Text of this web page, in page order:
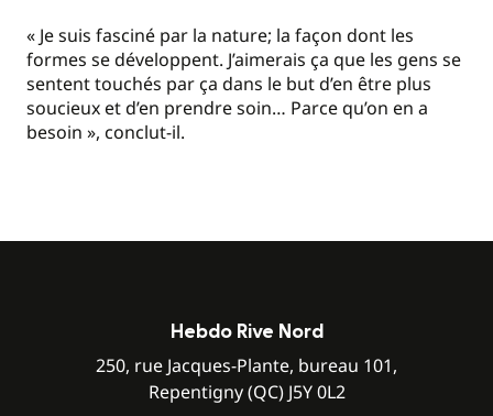
« Je suis fasciné par la nature; la façon dont les
formes se développent. J’aimerais ça que les gens se
sentent touchés par ça dans le but d’en être plus
soucieux et d’en prendre soin… Parce qu’on en a
besoin », conclut-il.
Hebdo Rive Nord
250, rue Jacques-Plante, bureau 101,
Repentigny (QC) J5Y 0L2